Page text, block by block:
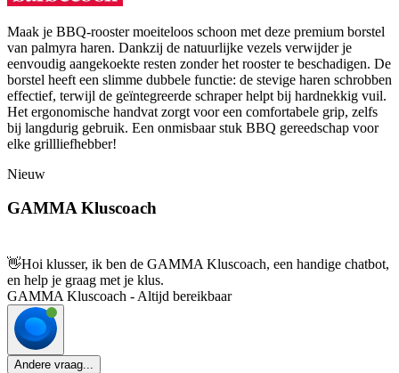
Maak je BBQ-rooster moeiteloos schoon met deze premium borstel
van palmyra haren. Dankzij de natuurlijke vezels verwijder je
eenvoudig aangekoekte resten zonder het rooster te beschadigen. De
borstel heeft een slimme dubbele functie: de stevige haren schrobben
effectief, terwijl de geïntegreerde schraper helpt bij hardnekkig vuil.
Het ergonomische handvat zorgt voor een comfortabele grip, zelfs
bij langdurig gebruik. Een onmisbaar stuk BBQ gereedschap voor
elke grillliefhebber!
Nieuw
GAMMA Kluscoach
👋Hoi klusser, ik ben de GAMMA Kluscoach, een handige chatbot,
en help je graag met je klus.
GAMMA Kluscoach - Altijd bereikbaar
Andere vraag...